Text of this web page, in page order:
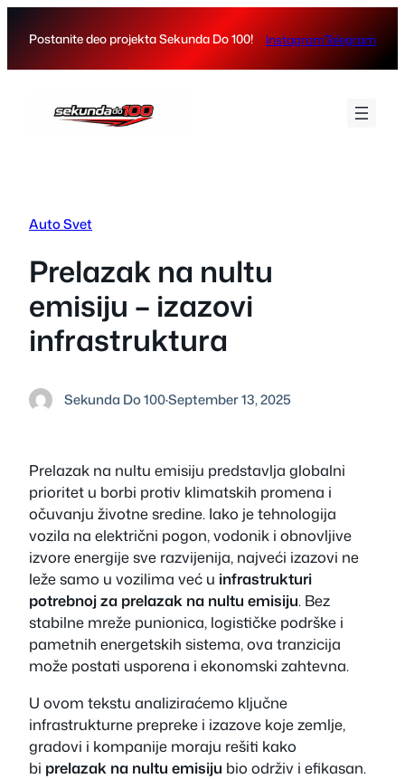
Postanite deo projekta Sekunda Do 100! InstagramTelegram
Auto Svet
Prelazak na nultu
emisiju – izazovi
infrastruktura
Sekunda Do 100·September 13, 2025
Prelazak na nultu emisiju predstavlja globalni
prioritet u borbi protiv klimatskih promena i
očuvanju životne sredine. Iako je tehnologija
vozila na električni pogon, vodonik i obnovljive
izvore energije sve razvijenija, najveći izazovi ne
leže samo u vozilima već u infrastrukturi
potrebnoj za prelazak na nultu emisiju. Bez
stabilne mreže punionica, logističke podrške i
pametnih energetskih sistema, ova tranzicija
može postati usporena i ekonomski zahtevna.
U ovom tekstu analiziraćemo ključne
infrastrukturne prepreke i izazove koje zemlje,
gradovi i kompanije moraju rešiti kako
bi prelazak na nultu emisiju bio održiv i efikasan.